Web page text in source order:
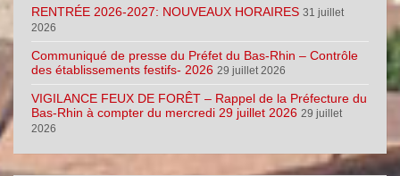
RENTRÉE 2026-2027: NOUVEAUX HORAIRES 31 juillet
2026
Communiqué de presse du Préfet du Bas-Rhin – Contrôle
des établissements festifs- 2026 29 juillet 2026
VIGILANCE FEUX DE FORÊT – Rappel de la Préfecture du
Bas-Rhin à compter du mercredi 29 juillet 2026 29 juillet
2026